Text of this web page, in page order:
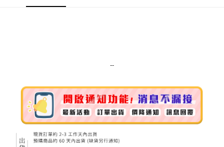
全家取貨付款
每筆NT$80，滿NT$999(含以上)免運費
每筆NT$80，滿NT$999(含以上)免運費
--